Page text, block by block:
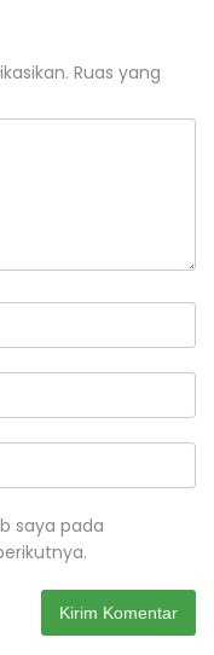
Ruas yang
saya pada